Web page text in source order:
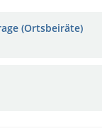
(Ortsbeiräte)